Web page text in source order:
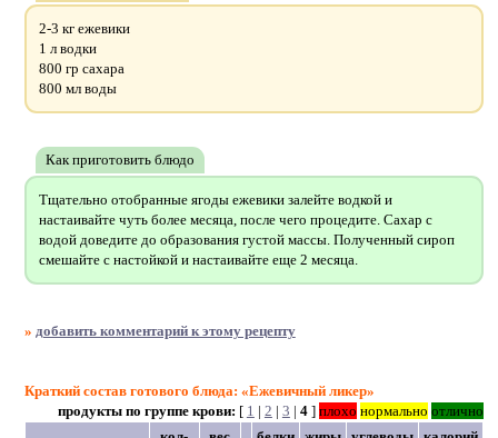
2-3 кг ежевики
1 л водки
800 гр сахара
800 мл воды
Как приготовить блюдо
Тщательно отобранные ягоды ежевики залейте водкой и
настаивайте чуть более месяца, после чего процедите. Сахар с
водой доведите до образования густой массы. Полученный сироп
смешайте с настойкой и настаивайте еще 2 месяца.
» добавить комментарий к этому рецепту
Краткий состав готового блюда: «Ежевичный ликер»
продукты по группе крови: [ 1 | 2 | 3 | 4] плохо нормально отлично